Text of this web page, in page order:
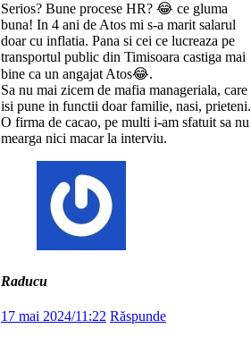
Serios? Bune procese HR? 😂 ce gluma
buna! In 4 ani de Atos mi s-a marit salarul
doar cu inflatia. Pana si cei ce lucreaza pe
transportul public din Timisoara castiga mai
bine ca un angajat Atos😂.
Sa nu mai zicem de mafia manageriala, care
isi pune in functii doar familie, nasi, prieteni.
O firma de cacao, pe multi i-am sfatuit sa nu
mearga nici macar la interviu.
Raducu
17 mai 2024/11:22 Răspunde